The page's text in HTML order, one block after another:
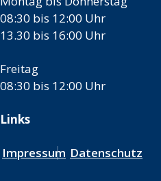
08:30 bis 12:00 Uhr
13.30 bis 16:00 Uhr
Freitag
08:30 bis 12:00 Uhr
Links
Impressum Datenschutz